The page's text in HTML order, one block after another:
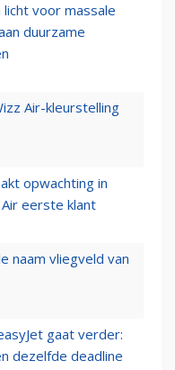
voor massale
duurzame
Air-kleurstelling
opwachting in
eerste klant
naam vliegveld van
gaat verder:
dezelfde deadline